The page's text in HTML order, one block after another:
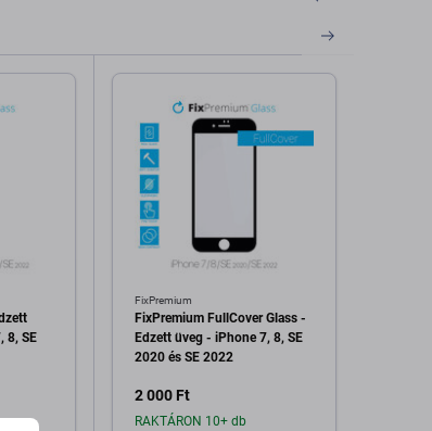
8, SE
FixPremium
FixPremium FullCover Glass -
Edzett üveg - iPhone 7, 8, SE
2020 és SE 2022
2 000 Ft
RAKTÁRON 10+ db